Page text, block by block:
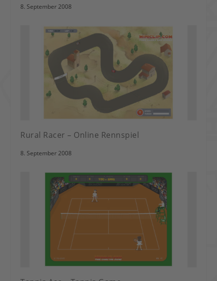
8. September 2008
Rural Racer – Online Rennspiel
8. September 2008